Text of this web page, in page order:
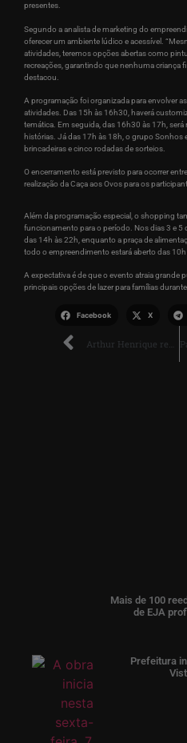
presentes.
Segundo a analista de marketing do
oferecer um ambiente lúdico e acessível.
atividades, teremos opções abertas como
recreações, garantindo que nenhuma criança
destacou.
A programação foi organizada para envolver
atividades. Das 15h às 16h30, haverá
temática. Em seguida, das 16h30 às 17h,
histórias. Já das 17h às 18h, o grupo Sonhos
brincadeiras e cinco rodadas de sorteios.
O encerramento está previsto para ocorrer
realização da Caça aos Ovos para os
Além da programação especial, o shopping
funcionamento para o período. Nos dias 3 e 5
das 14h às 22h, enquanto a praça de
todo o empreendimento estará aberto das 10h
A expectativa é de que o evento atraia
principais opções de lazer para famílias
Facebook X
Mais de 100
de EJA
Prefeitura